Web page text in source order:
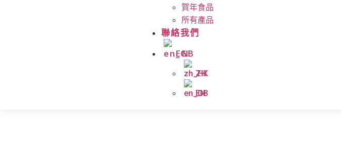
賀年食品
所有產品
聯絡我們
EN
ZH
EN